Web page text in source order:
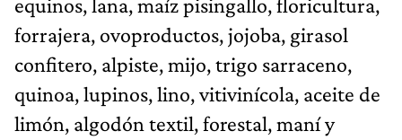
equinos, lana, maíz pisingallo, floricultura,
forrajera, ovoproductos, jojoba, girasol
confitero, alpiste, mijo, trigo sarraceno,
quinoa, lupinos, lino, vitivinícola, aceite de
limón, algodón textil, forestal, maní y